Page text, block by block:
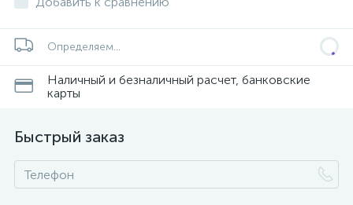
Определяем...
Наличный и безналичный расчет, банковские
карты
Быстрый заказ